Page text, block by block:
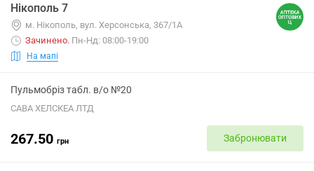
Нікополь 7
м. Нікополь, вул. Херсонська, 367/1А
Зачинено. Пн-Нд: 08:00-19:00
На мапі
Пульмобріз табл. в/о №20
САВА ХЕЛСКЕА ЛТД
267.50 грн Забронювати